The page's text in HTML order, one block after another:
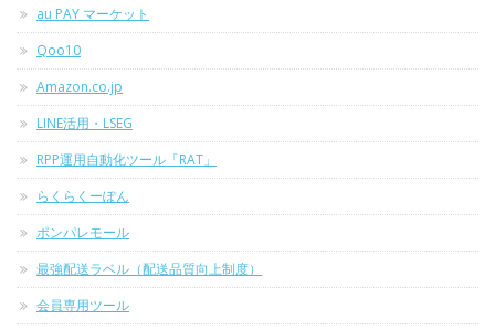
au PAY マーケット
Qoo10
Amazon.co.jp
LINE活用・LSEG
RPP運用自動化ツール「RAT」
らくらくーぽん
ポンパレモール
最強配送ラベル（配送品質向上制度）
会員専用ツール